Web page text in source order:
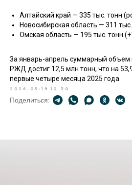
Алтайский край — 335 тыс. тонн
Новосибирская область — 311
Омская область — 195 тыс. тонн
За январь-апрель суммарный объем
РЖД достиг 12,5 млн тонн, что на
первые четыре месяца 2025 года.
2026-05-19 10:30
Поделиться:
Экспорт зерна
Условия поставок
продукции на экспорт
О компании
реквизиты,
история и
компании